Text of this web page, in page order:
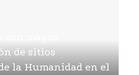
de sitios
la Humanidad en el